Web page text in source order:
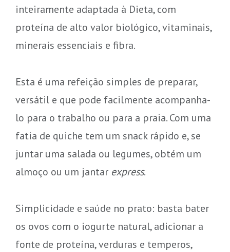
inteiramente adaptada à Dieta, com
proteína de alto valor biológico, vitaminais,
minerais essenciais e fibra.
Esta é uma refeição simples de preparar,
versátil e que pode facilmente acompanha-
lo para o trabalho ou para a praia. Com uma
fatia de quiche tem um snack rápido e, se
juntar uma salada ou legumes, obtém um
almoço ou um jantar express.
Simplicidade e saúde no prato: basta bater
os ovos com o iogurte natural, adicionar a
fonte de proteína, verduras e temperos,